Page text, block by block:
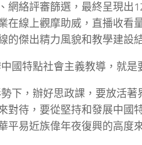
網絡評審篩選，最終呈現出
在線上觀摩助威，直播收看
的傑出精力風貌和教學建設
中國特點社會主義教導，就
勢下，辦好思政課，要放活
對待，要從堅持和發展中國
平易近族偉年夜復興的高度